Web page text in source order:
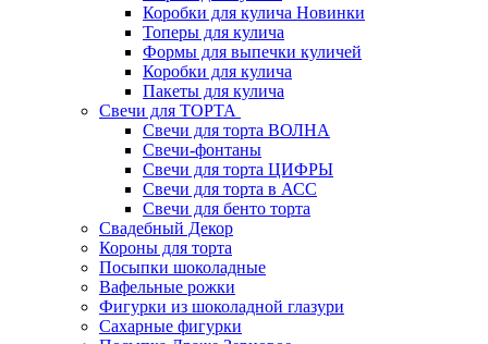
Коробки для кулича Новинки
Топеры для кулича
Формы для выпечки куличей
Коробки для кулича
Пакеты для кулича
Свечи для ТОРТА
Свечи для торта ВОЛНА
Свечи-фонтаны
Свечи для торта ЦИФРЫ
Свечи для торта в АСС
Свечи для бенто торта
Свадебный Декор
Короны для торта
Посыпки шоколадные
Вафельные рожки
Фигурки из шоколадной глазури
Сахарные фигурки